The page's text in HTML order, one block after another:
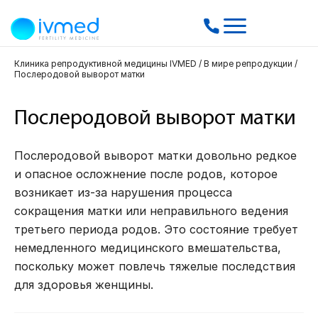
Клиника репродуктивной медицины IVMED / В мире репродукции /
Послеродовой выворот матки
Послеродовой выворот матки
Послеродовой выворот матки довольно редкое
и опасное осложнение после родов, которое
возникает из-за нарушения процесса
сокращения матки или неправильного ведения
третьего периода родов. Это состояние требует
немедленного медицинского вмешательства,
поскольку может повлечь тяжелые последствия
для здоровья женщины.